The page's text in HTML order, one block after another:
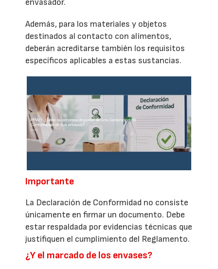
envasador.
Además, para los materiales y objetos
destinados al contacto con alimentos,
deberán acreditarse también los requisitos
específicos aplicables a estas sustancias.
Importante
La Declaración de Conformidad no consiste
únicamente en firmar un documento. Debe
estar respaldada por evidencias técnicas que
justifiquen el cumplimiento del Reglamento.
¿Y el marcado de los envases?